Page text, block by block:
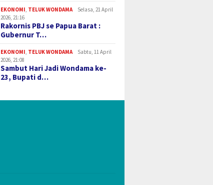
EKONOMI TELUK WONDAMA
Selasa, 21 April
2026, 21:16
Rakornis PBJ se Papua Barat :
Gubernur T…
EKONOMI TELUK WONDAMA
Sabtu, 11 April
2026, 21:08
Sambut Hari Jadi Wondama ke-
23, Bupati d…